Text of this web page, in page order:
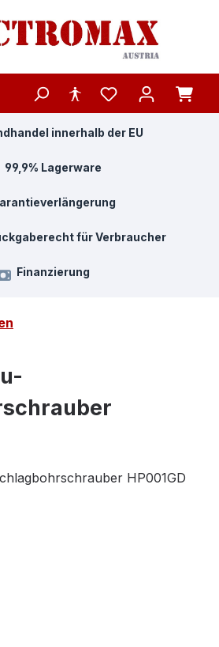
innerhalb der EU
99,9% Lagerware
für Verbraucher
Finanzierung